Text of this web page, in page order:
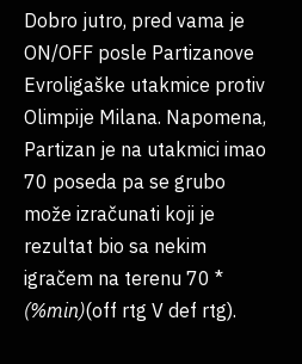
Dobro jutro, pred vama je
ON/OFF posle Partizanove
Evroligaške utakmice protiv
Olimpije Milana. Napomena,
Partizan je na utakmici imao
70 poseda pa se grubo
može izračunati koji je
rezultat bio sa nekim
igračem na terenu 70 *
(%min)(off rtg V def rtg).